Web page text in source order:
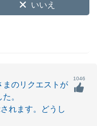
いいえ
まのリクエストが
。
れます。どうし
1046